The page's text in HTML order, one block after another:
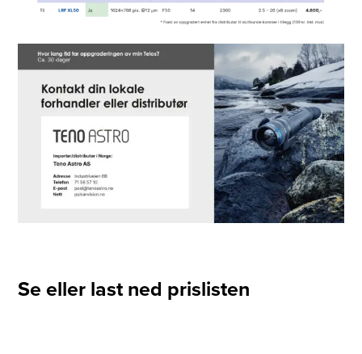
Se eller last ned prislisten